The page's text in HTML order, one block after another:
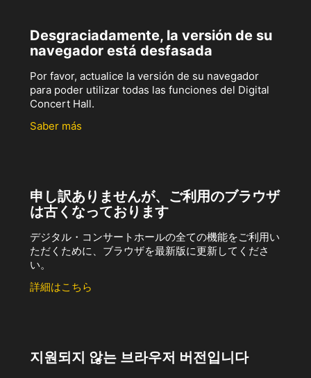
Desgraciadamente, la versión de su
navegador está desfasada
Por favor, actualice la versión de su navegador
para poder utilizar todas las funciones del Digital
Concert Hall.
Saber más
申し訳ありませんが、ご利用のブラウザ
は古くなっております
デジタル・コンサートホールの全ての機能をご利用い
ただくために、ブラウザを最新版に更新してくださ
い。
詳細はこちら
지원되지 않는 브라우저 버전입니다